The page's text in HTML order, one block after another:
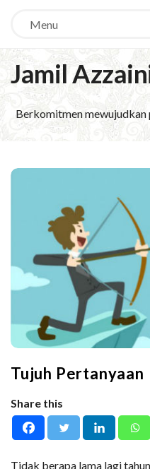
Menu
Jamil
Berkomitmen mewujudkan
Tujuh Pertanyaan
Share this
Tidak berapa lama lagi